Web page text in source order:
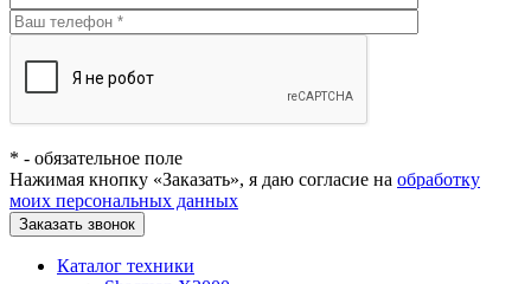
* - обязательное поле
Нажимая кнопку «Заказать», я даю согласие на обработку
моих персональных данных
Заказать звонок
Каталог техники